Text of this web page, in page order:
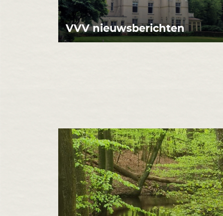
VVV nieuwsberichten